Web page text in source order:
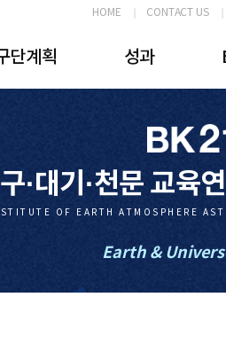
HOME CONTACT US
단계획 성과
·대기·천문 교육
OF EARTH ATMOSPHERE
Earth &